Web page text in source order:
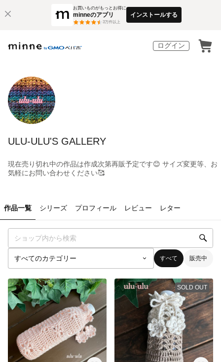
お買いものがもっとお得に
minneのアプリ
3万件以上
インストールする
ログイン
ULU-ULU'S GALLERY
現在売り切れ中の作品は作成次第再販予定です😊 サイズ変更等、お
気軽にお問い合わせください🥰
作品一覧 シリーズ プロフィール レビュー レター
すべて 販売中
SOLD OUT